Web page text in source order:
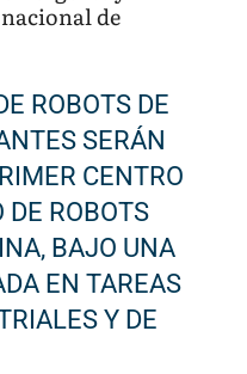
de
ROBOTS DE
SERÁN
CENTRO
ROBOTS
BAJO UNA
EN TAREAS
Y DE